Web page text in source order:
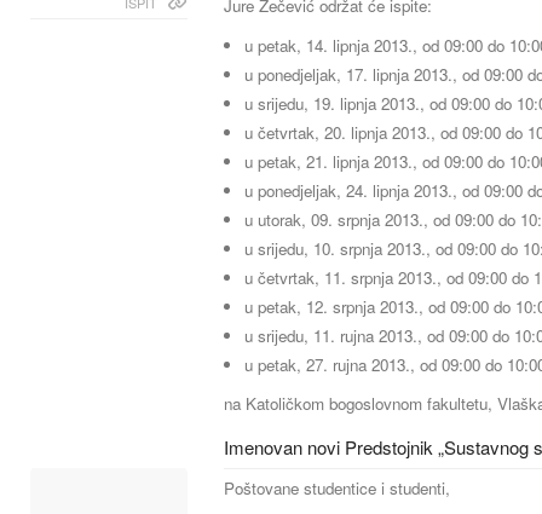
Jure Zečević održat će ispite:
u petak, 14. lipnja 2013., od 09:00 do
u ponedjeljak, 17. lipnja 2013., od 09:00
u srijedu, 19. lipnja 2013., od 09:00 do
u četvrtak, 20. lipnja 2013., od 09:00 do
u petak, 21. lipnja 2013., od 09:00 do
u ponedjeljak, 24. lipnja 2013., od 09:00
u utorak, 09. srpnja 2013., od 09:00 do
u srijedu, 10. srpnja 2013., od 09:00 do
u četvrtak, 11. srpnja 2013., od 09:00 do
u petak, 12. srpnja 2013., od 09:00 do
u srijedu, 11. rujna 2013., od 09:00 do
u petak, 27. rujna 2013., od 09:00 do
na Katoličkom bogoslovnom fakultetu,
Imenovan novi Predstojnik „Sustavnog
Poštovane studentice i studenti,